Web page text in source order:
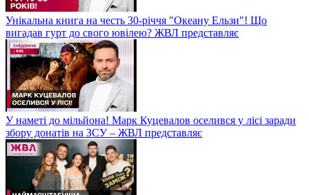
Унікальна книга на честь 30-річчя "Океану Ельзи"! Що
вигадав гурт до свого ювілею? ЖВЛ представляє
У наметі до мільйона! Марк Куцевалов оселився у лісі заради
збору донатів на ЗСУ – ЖВЛ представляє